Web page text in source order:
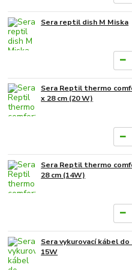
Sera reptil dish M Miska
Sera Reptil thermo
x 28 cm (20 W)
Sera Reptil thermo
28 cm (14W)
Sera vykurovací kábel
15W